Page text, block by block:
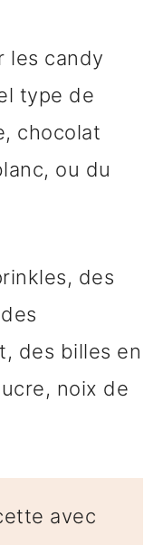
les candy
type de
chocolat
ou du
des
des billes en
noix de
avec